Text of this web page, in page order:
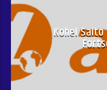
Kohei Saito